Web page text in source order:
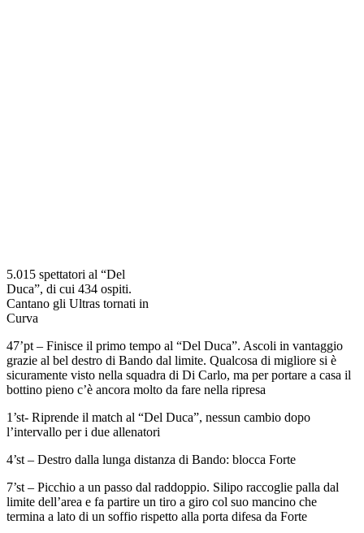
5.015 spettatori al “Del
Duca”, di cui 434 ospiti.
Cantano gli Ultras tornati in
Curva
47’pt – Finisce il primo tempo al “Del Duca”. Ascoli in vantaggio
grazie al bel destro di Bando dal limite. Qualcosa di migliore si è
sicuramente visto nella squadra di Di Carlo, ma per portare a casa il
bottino pieno c’è ancora molto da fare nella ripresa
1’st- Riprende il match al “Del Duca”, nessun cambio dopo
l’intervallo per i due allenatori
4’st – Destro dalla lunga distanza di Bando: blocca Forte
7’st – Picchio a un passo dal raddoppio. Silipo raccoglie palla dal
limite dell’area e fa partire un tiro a giro col suo mancino che
termina a lato di un soffio rispetto alla porta difesa da Forte